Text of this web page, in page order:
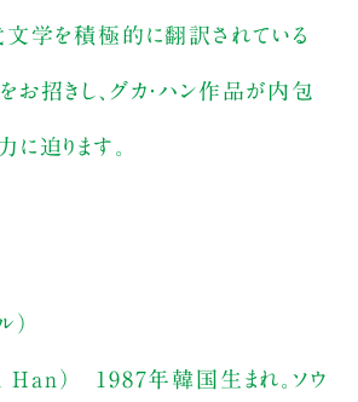
文学を積極的に翻訳されている
招きし、グカ・ハン作品が内包
迫ります。
）
Han） 1987年韓国生まれ。ソウ